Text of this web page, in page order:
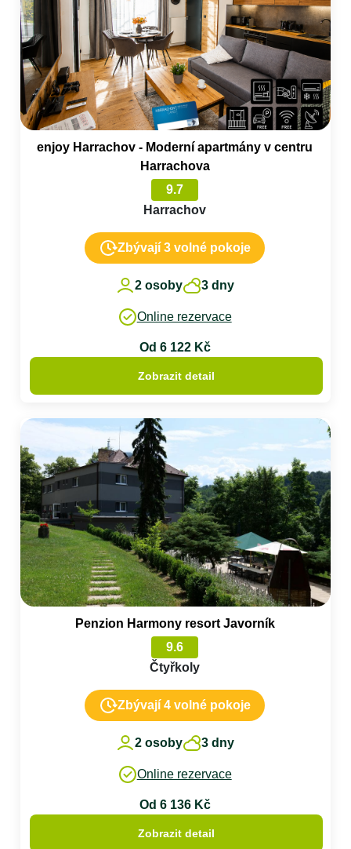
enjoy Harrachov - Moderní apartmány v centru
Harrachova
9.7
Harrachov
Zbývají 3 volné pokoje
2 osoby 3 dny
Online rezervace
Od 6 122 Kč
Zobrazit detail
Penzion Harmony resort Javorník
9.6
Čtyřkoly
Zbývají 4 volné pokoje
2 osoby 3 dny
Online rezervace
Od 6 136 Kč
Zobrazit detail